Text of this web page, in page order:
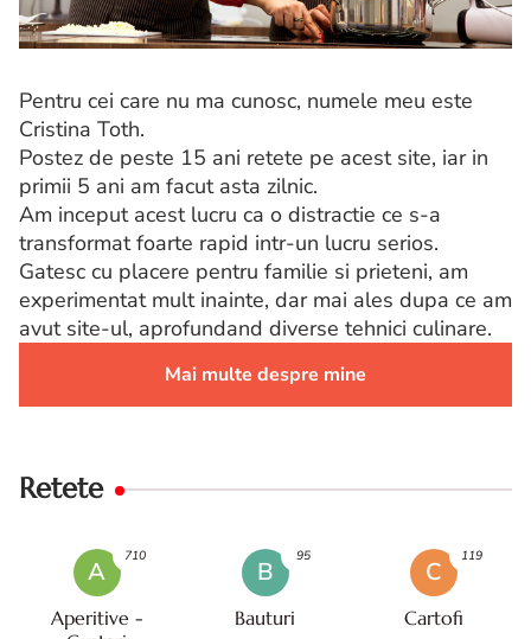
Pentru cei care nu ma cunosc, numele meu este
Cristina Toth.
Postez de peste 15 ani retete pe acest site, iar in
primii 5 ani am facut asta zilnic.
Am inceput acest lucru ca o distractie ce s-a
transformat foarte rapid intr-un lucru serios.
Gatesc cu placere pentru familie si prieteni, am
experimentat mult inainte, dar mai ales dupa ce am
avut site-ul, aprofundand diverse tehnici culinare.
Mai multe despre mine
Retete
A
Aperitive -
710
B
Bauturi
95
C
Cartofi
119